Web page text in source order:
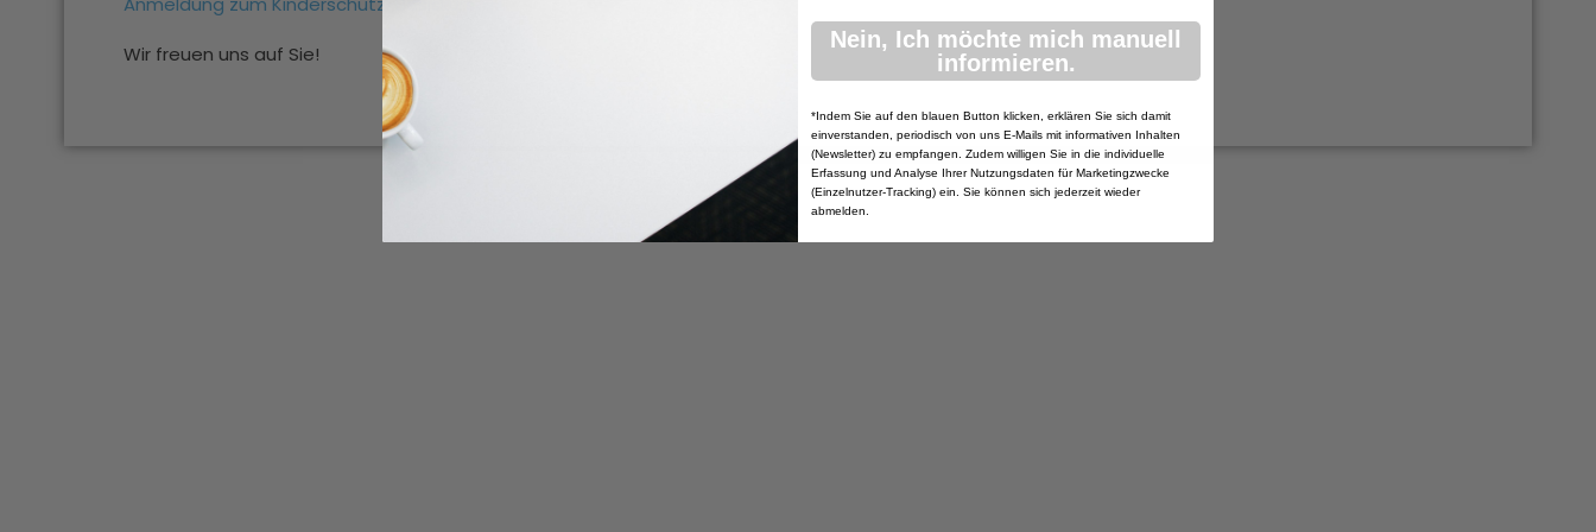
Wir freuen uns auf Sie!
Nein, Ich möchte mich manuell
informieren.
*Indem Sie auf den blauen Button klicken, erklären Sie sich damit
einverstanden, periodisch von uns E-Mails mit informativen Inhalten
(Newsletter) zu empfangen. Zudem willigen Sie in die individuelle
Erfassung und Analyse Ihrer Nutzungsdaten für Marketingzwecke
(Einzelnutzer-Tracking) ein. Sie können sich jederzeit wieder
abmelden.